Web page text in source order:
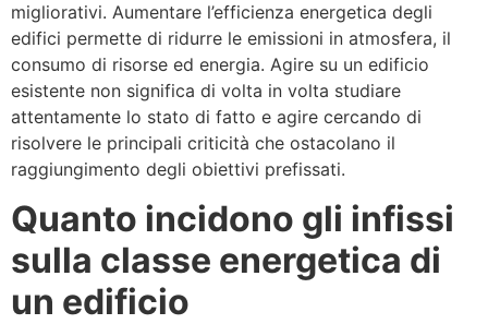
migliorativi. Aumentare l’efficienza energetica degli
edifici permette di ridurre le emissioni in atmosfera, il
consumo di risorse ed energia. Agire su un edificio
esistente non significa di volta in volta studiare
attentamente lo stato di fatto e agire cercando di
risolvere le principali criticità che ostacolano il
raggiungimento degli obiettivi prefissati.
Quanto incidono gli infissi
sulla classe energetica di
un edificio